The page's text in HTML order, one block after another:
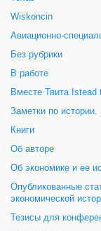
Wiskoncin
Авиационно-
Без рубрики
В работе
Вместе Твита Istead
Заметки по истории.
Книги
Об авторе
Об экономике и ее
Опубликованные
экономической
Тезисы для